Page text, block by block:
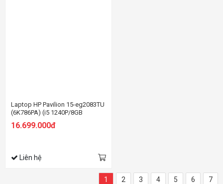
Laptop HP Pavilion 15-eg2083TU
(6K786PA) (i5 1240P/8GB
FHD/Win11/Bạc)
16.699.000đ
Liên hệ
1 2 3 4 5 6 7